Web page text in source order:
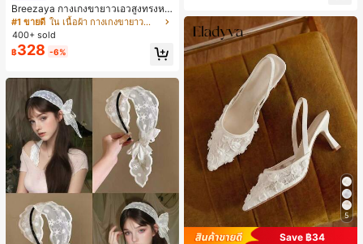
Breezaya กางเกงขายาวเอวสูงทรงหล
วมขาบานสำหรับผู้หญิง สีขาวเรียบหรูส
ไตล์ชิค เหมาะสำหรับใส่เที่ยวทะเล วันห
ยุดพักผ่อนฤดูร้อน ลุคสบายๆ ใส่ได้หลา
ยโอกาสในชีวิตประจำวัน
#1 ขายดี
ใน เนื้อผ้า กางเกงขายาวลำลองผ้า
400+ sold
฿328 -6%
5
Save ฿34